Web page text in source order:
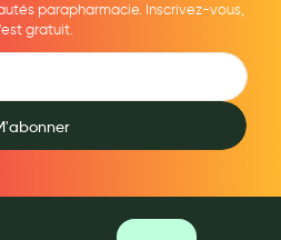
parapharmacie. Inscrivez-vous,
gratuit.